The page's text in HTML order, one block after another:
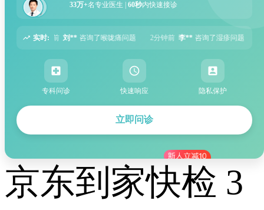
33万+名专业医生 | 60秒内快速接诊
实时:
2分钟前 李** 咨询了湿疹问题 5分钟前 张** 咨询了过敏性鼻炎问题
专科问诊 快速响应 隐私保护
立即问诊
京东到家快检 3